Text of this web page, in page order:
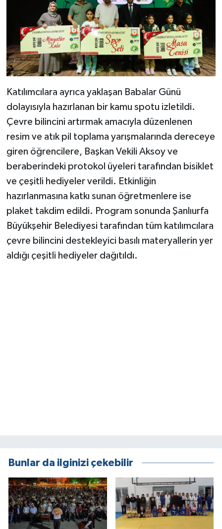
Katılımcılara ayrıca yaklaşan Babalar Günü
dolayısıyla hazırlanan bir kamu spotu izletildi.
Çevre bilincini artırmak amacıyla düzenlenen
resim ve atık pil toplama yarışmalarında dereceye
giren öğrencilere, Başkan Vekili Aksoy ve
beraberindeki protokol üyeleri tarafından bisiklet
ve çeşitli hediyeler verildi. Etkinliğin
hazırlanmasına katkı sunan öğretmenlere ise
plaket takdim edildi. Program sonunda Şanlıurfa
Büyükşehir Belediyesi tarafından tüm katılımcılara
çevre bilincini destekleyici basılı materyallerin yer
aldığı çeşitli hediyeler dağıtıldı.
Bunlar da ilginizi çekebilir